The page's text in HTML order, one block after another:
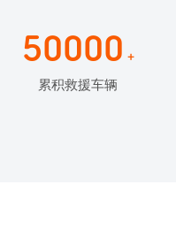
50000 +
累积救援车辆